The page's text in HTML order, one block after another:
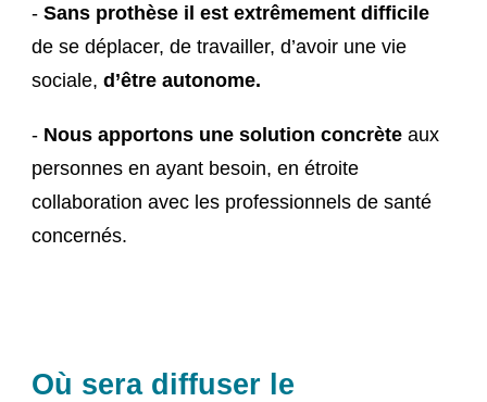
-Sans prothèse il est extrêmement difficile
de se déplacer, de travailler, d’avoir une vie
sociale,d’être autonome.
- Nous apportons une solution concrète aux
personnes en ayant besoin, en étroite
collaboration avec les professionnels de santé
concernés.
Où sera diffuser le